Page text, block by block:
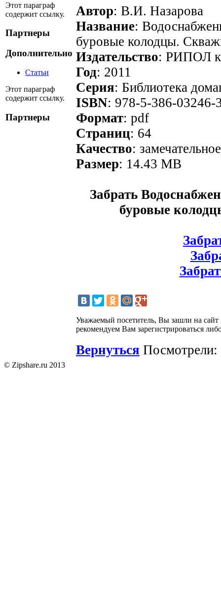
Этот параграф
содержит ссылку.
Партнеры
Дополнительно
Статьи
Этот параграф
содержит ссылку.
Партнеры
Автор: В.И. Назарова
Название:
буровые колодцы.
Издательство: РИПОЛ
Год: 2011
Серия: Библиотека
ISBN: 978-5-386-03246-
Формат: pdf
Страниц: 64
Качество: замечательное
Размер: 14.43 MB
Забрать
буровые
Уважаемый посетитель, Вы зашли на
рекомендуем Вам зарегистрироваться
Вернуться Посмотрели:
© Zipshare.ru 2013